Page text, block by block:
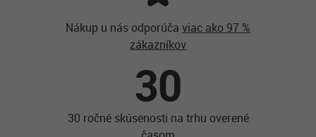
Nákup u nás odporúča viac ako 97 %
zákazníkov
30
30 ročné skúsenosti na trhu overené